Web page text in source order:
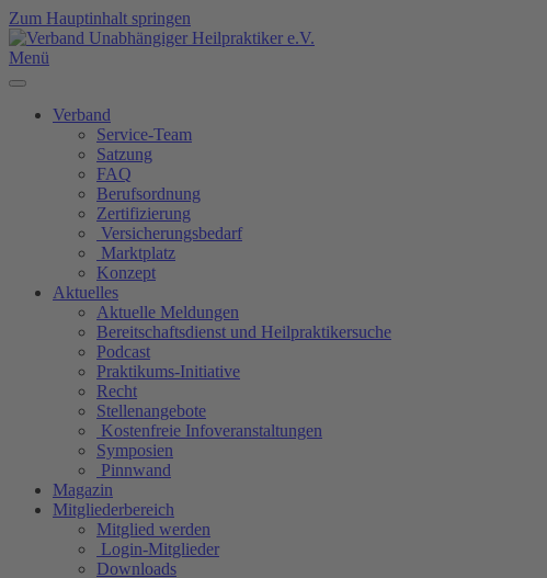
Zum Hauptinhalt springen
Menü
Verband
Service-Team
Satzung
FAQ
Berufsordnung
Zertifizierung
Versicherungsbedarf
Marktplatz
Konzept
Aktuelles
Aktuelle Meldungen
Bereitschaftsdienst und Heilpraktikersuche
Podcast
Praktikums-Initiative
Recht
Stellenangebote
Kostenfreie Infoveranstaltungen
Symposien
Pinnwand
Magazin
Mitgliederbereich
Mitglied werden
Login-Mitglieder
Downloads